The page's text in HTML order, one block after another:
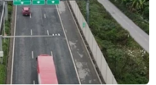
Tuấn Anh yêu cầu Cục
của các doanh nghiệp